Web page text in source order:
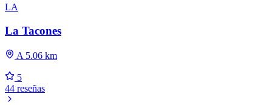
LA
La Tacones
A 5.06 km
5
44 reseñas